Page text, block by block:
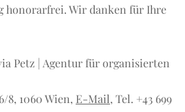
honorarfrei. Wir danken für Ihre
Petz | Agentur für organisierten
8, 1060 Wien, E-Mail, Tel. +43 699